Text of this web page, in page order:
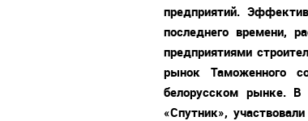
предприятий.
последнего времени,
предприятиями
рынок Таможенного
белорусском рынке.
«Спутник»,